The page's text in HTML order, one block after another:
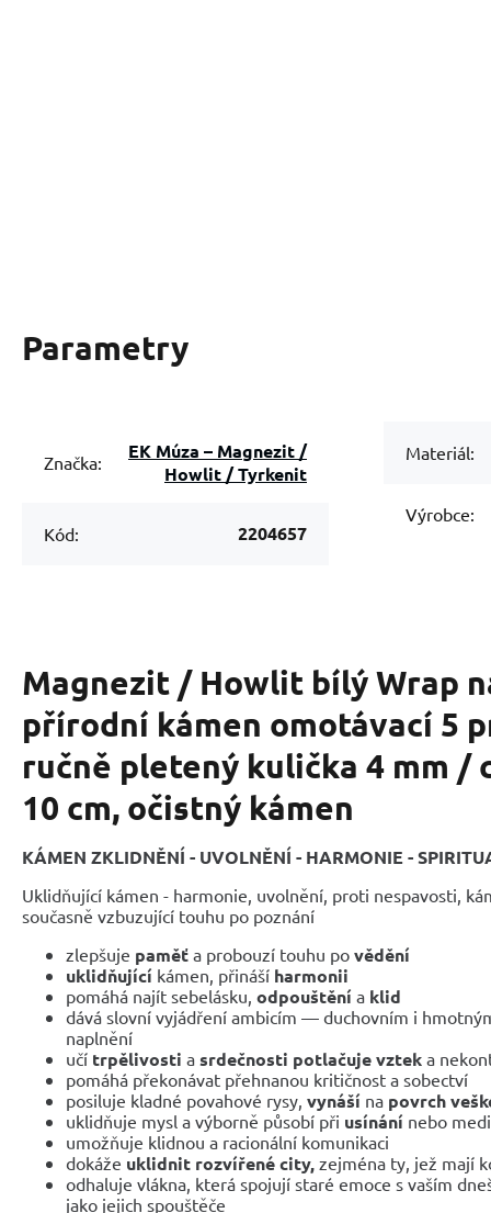
Parametry
Značka:
EK Múza – Magnezit /
Howlit / Tyrkenit
Kód: 2204657
Materiál:
Výrobce:
Magnezit / Howlit bílý Wrap
přírodní kámen omotávací 5
ručně pletený kulička 4 mm /
10 cm, očistný kámen
KÁMEN ZKLIDNĚNÍ - UVOLNĚNÍ - HARMONIE -
Uklidňující kámen - harmonie, uvolnění, proti nespavosti,
současně vzbuzující touhu po poznání
zlepšuje paměť a probouzí touhu po vědění
uklidňující kámen, přináší harmonii
pomáhá najít sebelásku, odpouštění a klid
dává slovní vyjádření ambicím — duchovním i
naplnění
učí trpělivosti a srdečnosti potlačuje vztek a
pomáhá překonávat přehnanou kritičnost a sobectví
posiluje kladné povahové rysy, vynáší na povrch
uklidňuje mysl a výborně působí při usínání nebo
umožňuje klidnou a racionální komunikaci
dokáže uklidnit rozvířené city, zejména ty, jež mají
odhaluje vlákna, která spojují staré emoce s vaším
jako jejich spouštěče